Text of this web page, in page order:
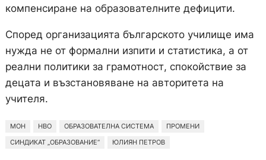
компенсиране на образователните дефицити.
Според организацията българското училище има
нужда не от формални изпити и статистика, а от
реални политики за грамотност, спокойствие за
децата и възстановяване на авторитета на
учителя.
МОН НВО ОБРАЗОВАТЕЛНА СИСТЕМА
ПРОМЕНИ
СИНДИКАТ „ОБРАЗОВАНИЕ“
ЮЛИЯН ПЕТРОВ